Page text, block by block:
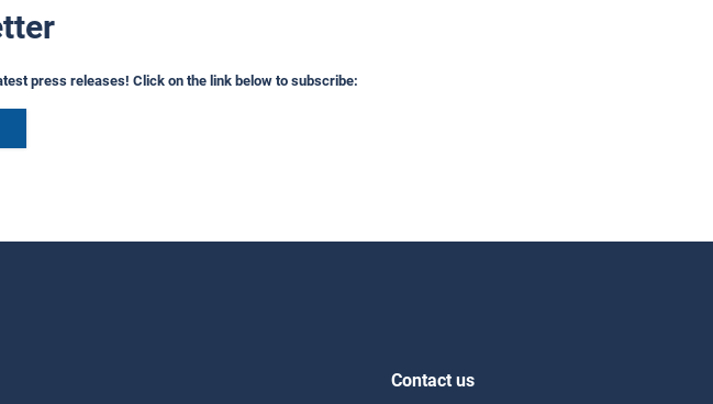
press releases! Click on the link below to subscribe:
Contact us